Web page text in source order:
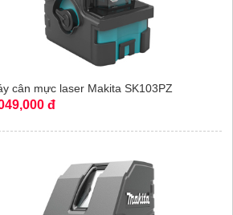
cân mực laser Makita SK103PZ
đ